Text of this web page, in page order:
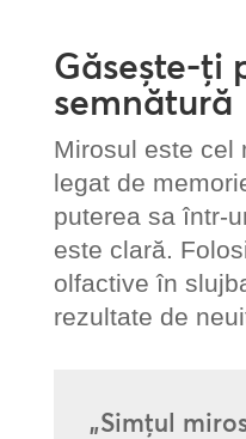
Găsește-ți
semnătură
Mirosul este cel
legat de
puterea sa într-
este clară.
olfactive în
rezultate de
„Simțul